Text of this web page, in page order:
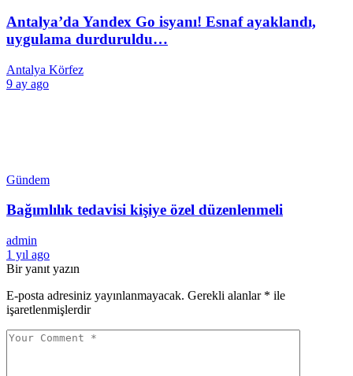
Antalya’da Yandex Go isyanı! Esnaf ayaklandı,
uygulama durduruldu…
Antalya Körfez
9 ay ago
Gündem
Bağımlılık tedavisi kişiye özel düzenlenmeli
admin
1 yıl ago
Bir yanıt yazın
E-posta adresiniz yayınlanmayacak. Gerekli alanlar * ile
işaretlenmişlerdir